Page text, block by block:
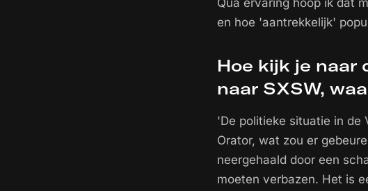
Qua ervaring hoop ik dat
en hoe 'aantrekkelijk'
Hoe kijk je naar
naar SXSW,
'De politieke situatie in de
Orator, wat zou er
neergehaald door een
moeten verbazen. Het is